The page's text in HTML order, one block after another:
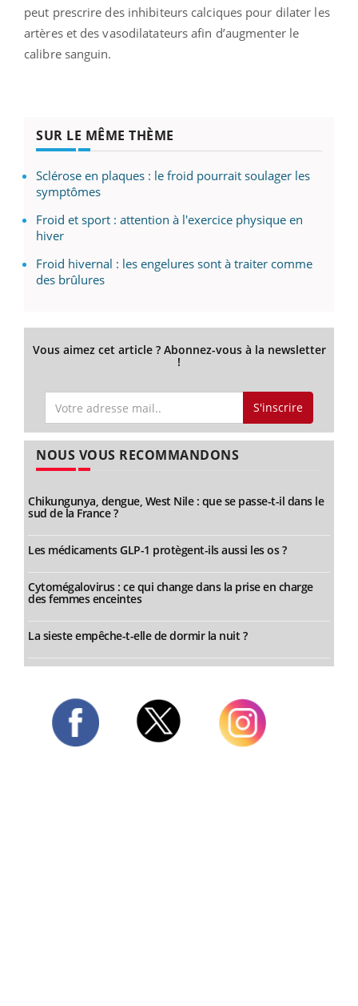
peut prescrire des inhibiteurs calciques pour dilater les
artères et des vasodilatateurs afin d’augmenter le
calibre sanguin.
SUR LE MÊME THÈME
Sclérose en plaques : le froid pourrait soulager les
symptômes
Froid et sport : attention à l'exercice physique en
hiver
Froid hivernal : les engelures sont à traiter comme
des brûlures
Vous aimez cet article ? Abonnez-vous à la newsletter
!
S'inscrire
NOUS VOUS RECOMMANDONS
Chikungunya, dengue, West Nile : que se passe-t-il dans le
sud de la France ?
Les médicaments GLP-1 protègent-ils aussi les os ?
Cytomégalovirus : ce qui change dans la prise en charge
des femmes enceintes
La sieste empêche-t-elle de dormir la nuit ?